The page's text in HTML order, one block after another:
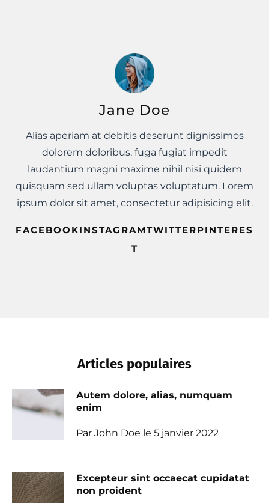
Jane Doe
Alias aperiam at debitis deserunt dignissimos
dolorem doloribus, fuga fugiat impedit
laudantium magni maxime nihil nisi quidem
quisquam sed ullam voluptas voluptatum. Lorem
ipsum dolor sit amet, consectetur adipisicing elit.
FACEBOOKINSTAGRAMTWITTERPINTERES
T
Articles populaires
Autem dolore, alias, numquam
enim
Par John Doe le 5 janvier 2022
Excepteur sint occaecat cupidatat
non proident